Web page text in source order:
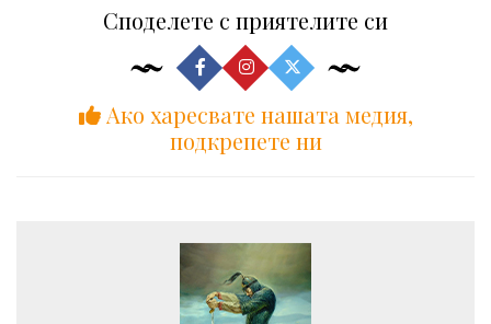
Споделете с приятелите си
Ако харесвате нашата медия,
подкрепете ни